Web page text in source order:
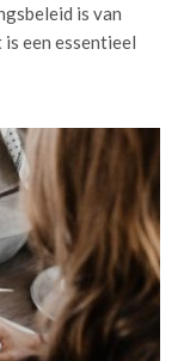
is van
een essentieel